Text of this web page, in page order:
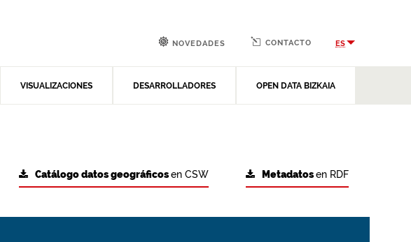
VISUALIZACIONES DESARROLLADORES OPEN DATA BIZKAIA
NOVEDADES CONTACTO ES
Metadatosen RDF
Catálogo datos geográficosen CSW